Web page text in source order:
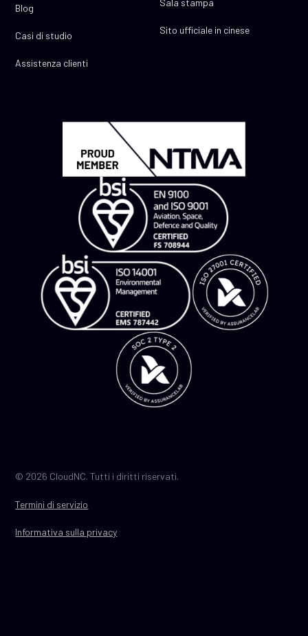
Blog
Casi di studio
Assistenza clienti
Sala stampa
Sito ufficiale in cinese
Termini di servizio
Informativa sulla privacy
© 2026 CloudNC. Tutti i diritti riservati.